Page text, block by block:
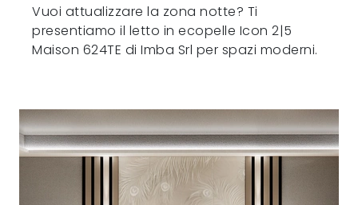
Vuoi attualizzare la zona notte? Ti
presentiamo il letto in ecopelle Icon 2|5
Maison 624TE di Imba Srl per spazi moderni.